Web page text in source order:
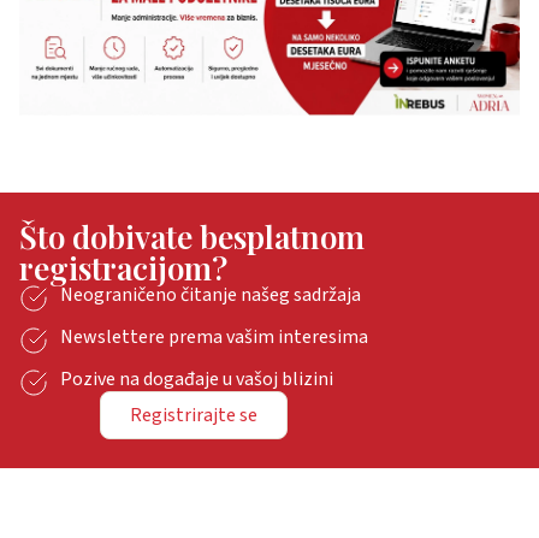
Što dobivate besplatnom
registracijom?
Neograničeno čitanje našeg sadržaja
Newslettere prema vašim interesima
Pozive na događaje u vašoj blizini
Registrirajte se